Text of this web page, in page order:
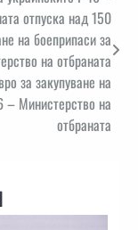
отпуска над 150
на боеприпаси за
на отбраната
за закупуване на
– Министерство на
отбраната